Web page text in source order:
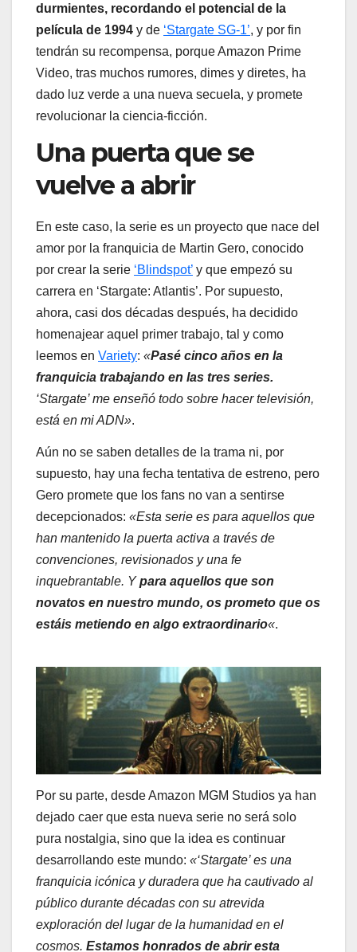
durmientes, recordando el potencial de la
película de 1994 y de ‘Stargate SG-1’, y por fin
tendrán su recompensa, porque Amazon Prime
Video, tras muchos rumores, dimes y diretes, ha
dado luz verde a una nueva secuela, y promete
revolucionar la ciencia-ficción.
Una puerta que se
vuelve a abrir
En este caso, la serie es un proyecto que nace del
amor por la franquicia de Martin Gero, conocido
por crear la serie ‘Blindspot’ y que empezó su
carrera en ‘Stargate: Atlantis’. Por supuesto,
ahora, casi dos décadas después, ha decidido
homenajear aquel primer trabajo, tal y como
leemos en Variety: «Pasé cinco años en la
franquicia trabajando en las tres series.
‘Stargate’ me enseñó todo sobre hacer televisión,
está en mi ADN».
Aún no se saben detalles de la trama ni, por
supuesto, hay una fecha tentativa de estreno, pero
Gero promete que los fans no van a sentirse
decepcionados: «Esta serie es para aquellos que
han mantenido la puerta activa a través de
convenciones, revisionados y una fe
inquebrantable. Ypara aquellos que son
novatos en nuestro mundo, os prometo que os
estáis metiendo en algo extraordinario«.
Por su parte, desde Amazon MGM Studios ya han
dejado caer que esta nueva serie no será solo
pura nostalgia, sino que la idea es continuar
desarrollando este mundo: «‘Stargate’ es una
franquicia icónica y duradera que ha cautivado al
público durante décadas con su atrevida
exploración del lugar de la humanidad en el
cosmos. Estamos honrados de abrir esta